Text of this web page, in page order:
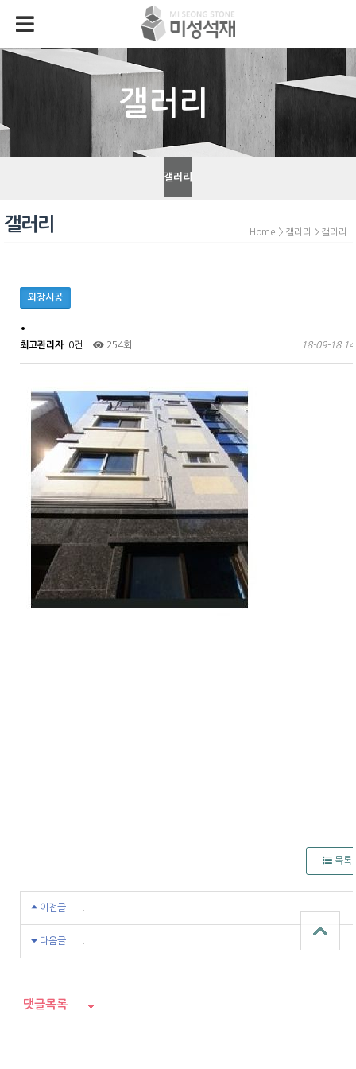
갤러리
갤러리
갤러리 Home > 갤러리 > 갤러리
외장시공
.
최고관리자 0건 254회 18-09-18
목록
이전글
다음글
댓글목록